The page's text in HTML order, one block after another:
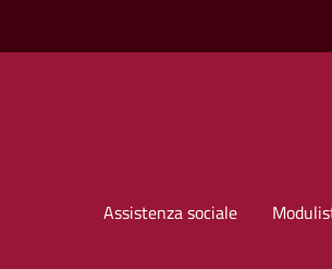
Assistenza sociale